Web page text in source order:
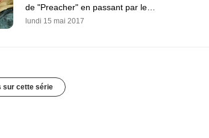
de "Preacher" en passant par le…
lundi 15 mai 2017
sur cette série